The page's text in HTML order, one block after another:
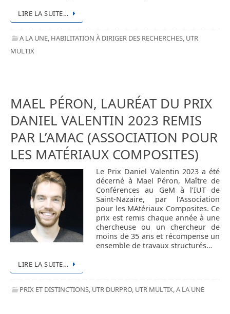
LIRE LA SUITE…
A LA UNE, HABILITATION À DIRIGER DES RECHERCHES, UTR
MULTIX
MAEL PÉRON, LAURÉAT DU PRIX
DANIEL VALENTIN 2023 REMIS
PAR L’AMAC (ASSOCIATION POUR
LES MATÉRIAUX COMPOSITES)
Le Prix Daniel Valentin 2023 a été
décerné à Mael Péron, Maître de
Conférences au GeM à l’IUT de
Saint-Nazaire, par l’Association
pour les MAtériaux Composites. Ce
prix est remis chaque année à une
chercheuse ou un chercheur de
moins de 35 ans et récompense un
ensemble de travaux structurés…
LIRE LA SUITE…
PRIX ET DISTINCTIONS, UTR DURPRO, UTR MULTIX,A LA UNE